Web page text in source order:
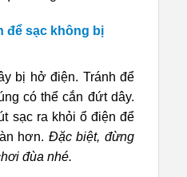
để sạc không bị
bị hở điện. Tránh để
có thể cắn đứt dây.
sạc ra khỏi ổ điện để
hơn. Đặc biệt, đừng
đùa nhé.